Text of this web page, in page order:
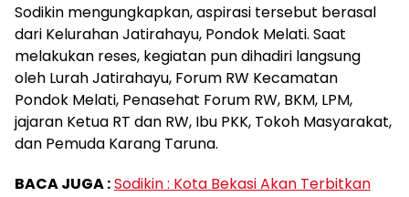
Sodikin mengungkapkan, aspirasi tersebut berasal
dari Kelurahan Jatirahayu, Pondok Melati. Saat
melakukan reses, kegiatan pun dihadiri langsung
oleh Lurah Jatirahayu, Forum RW Kecamatan
Pondok Melati, Penasehat Forum RW, BKM, LPM,
jajaran Ketua RT dan RW, Ibu PKK, Tokoh Masyarakat,
dan Pemuda Karang Taruna.
BACA JUGA :Sodikin : Kota Bekasi Akan Terbitkan